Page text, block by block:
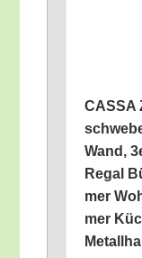
CASSA
Wand,
Regal
mer
mer